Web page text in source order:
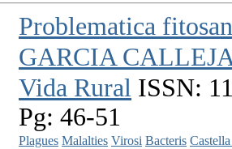
Problematica
GARCIA
Vida Rural ISSN:
Pg: 46-51
Plagues Malalties Virosi Bacteris